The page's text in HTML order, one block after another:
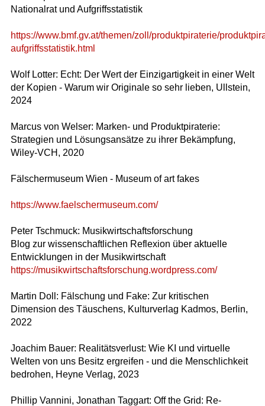
Nationalrat und Aufgriffsstatistik
https://www.bmf.gv.at/themen/zoll/produktpiraterie/
aufgriffsstatistik.html
Wolf Lotter: Echt: Der Wert der Einzigartigkeit in einer Welt
der Kopien - Warum wir Originale so sehr lieben, Ullstein,
2024
Marcus von Welser: Marken- und Produktpiraterie:
Strategien und Lösungsansätze zu ihrer Bekämpfung,
Wiley-VCH, 2020
Fälschermuseum Wien - Museum of art fakes
https://www.faelschermuseum.com/
Peter Tschmuck: Musikwirtschaftsforschung
Blog zur wissenschaftlichen Reflexion über aktuelle
Entwicklungen in der Musikwirtschaft
https://musikwirtschaftsforschung.wordpress.com/
Martin Doll: Fälschung und Fake: Zur kritischen
Dimension des Täuschens, Kulturverlag Kadmos, Berlin,
2022
Joachim Bauer: Realitätsverlust: Wie KI und virtuelle
Welten von uns Besitz ergreifen - und die Menschlichkeit
bedrohen, Heyne Verlag, 2023
Phillip Vannini, Jonathan Taggart: Off the Grid: Re-